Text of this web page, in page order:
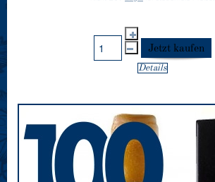
Details